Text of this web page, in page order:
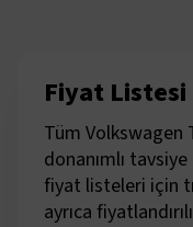
Fiyat Listesi
Tüm
donanımlı
fiyat listeleri için
ayrıca